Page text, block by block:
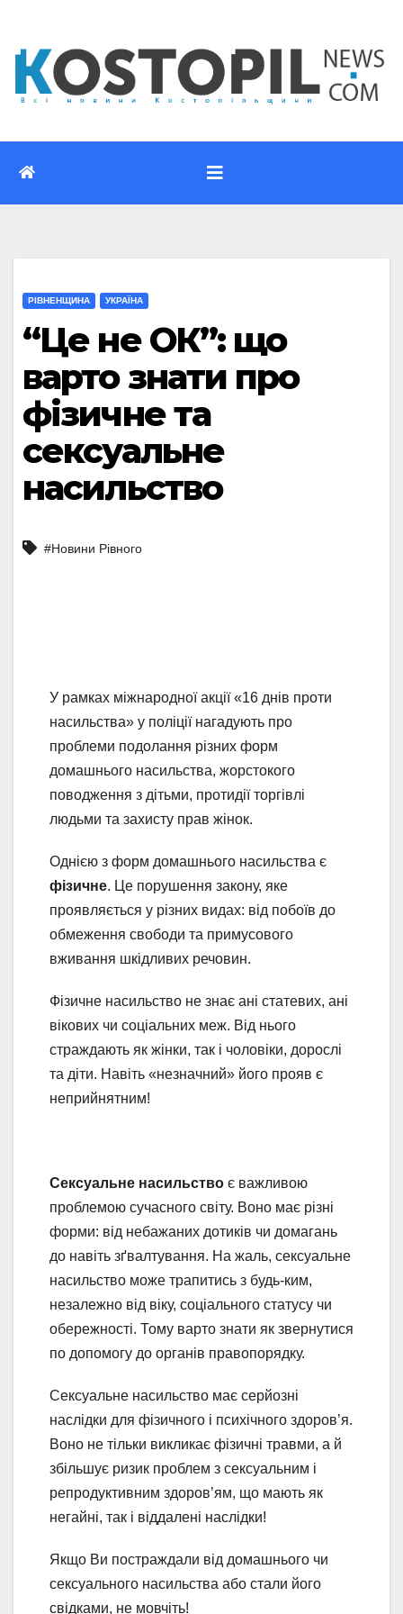
вмісту
РІВНЕНЩИНА УКРАЇНА
“Це не ОК”: що
варто знати про
фізичне та
сексуальне
насильство
#Новини Рівного
У рамках міжнародної акції «16 днів проти
насильства» у поліції нагадують про
проблеми подолання різних форм
домашнього насильства, жорстокого
поводження з дітьми, протидії торгівлі
людьми та захисту прав жінок.
Однією з форм домашнього насильства є
фізичне. Це порушення закону, яке
проявляється у різних видах: від побоїв до
обмеження свободи та примусового
вживання шкідливих речовин.
Фізичне насильство не знає ані статевих, ані
вікових чи соціальних меж. Від нього
страждають як жінки, так і чоловіки, дорослі
та діти. Навіть «незначний» його прояв є
неприйнятним!
Сексуальне насильство є важливою
проблемою сучасного світу. Воно має різні
форми: від небажаних дотиків чи домагань
до навіть зґвалтування. На жаль, сексуальне
насильство може трапитись з будь-ким,
незалежно від віку, соціального статусу чи
обережності. Тому варто знати як звернутися
по допомогу до органів правопорядку.
Сексуальне насильство має серйозні
наслідки для фізичного і психічного здоров’я.
Воно не тільки викликає фізичні травми, а й
збільшує ризик проблем з сексуальним і
репродуктивним здоров’ям, що мають як
негайні, так і віддалені наслідки!
Якщо Ви постраждали від домашнього чи
сексуального насильства або стали його
свідками, не мовчіть!